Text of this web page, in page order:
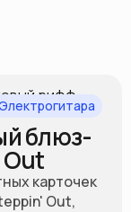
Электрогитара
блюз-
карточек
Out,